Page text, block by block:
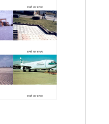
रास्ते का पत्थर
रास्ते का पत्थर
रास्ते का पत्थर